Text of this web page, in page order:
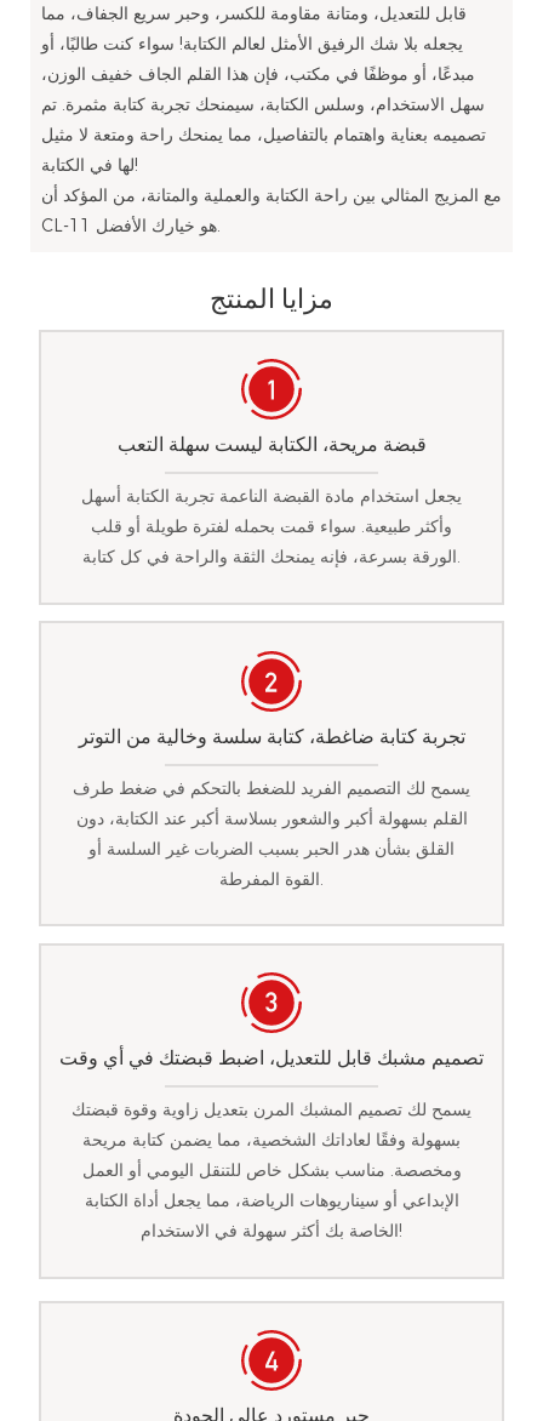
قابل للتعديل، ومتانة مقاومة للكسر، وحبر سريع الجفاف، مما
يجعله بلا شك الرفيق الأمثل لعالم الكتابة! سواء كنت طالبًا، أو
مبدعًا، أو موظفًا في مكتب، فإن هذا القلم الجاف خفيف الوزن،
سهل الاستخدام، وسلس الكتابة، سيمنحك تجربة كتابة مثمرة. تم
تصميمه بعناية واهتمام بالتفاصيل، مما يمنحك راحة ومتعة لا مثيل
لها في الكتابة!
مع المزيج المثالي بين راحة الكتابة والعملية والمتانة، من المؤكد أن
CL-11 هو خيارك الأفضل.
مزايا المنتج
قبضة مريحة، الكتابة ليست سهلة التعب
يجعل استخدام مادة القبضة الناعمة تجربة الكتابة أسهل
وأكثر طبيعية. سواء قمت بحمله لفترة طويلة أو قلب
الورقة بسرعة، فإنه يمنحك الثقة والراحة في كل كتابة.
تجربة كتابة ضاغطة، كتابة سلسة وخالية من التوتر
يسمح لك التصميم الفريد للضغط بالتحكم في ضغط طرف
القلم بسهولة أكبر والشعور بسلاسة أكبر عند الكتابة، دون
القلق بشأن هدر الحبر بسبب الضربات غير السلسة أو
القوة المفرطة.
تصميم مشبك قابل للتعديل، اضبط قبضتك في أي وقت
يسمح لك تصميم المشبك المرن بتعديل زاوية وقوة قبضتك
بسهولة وفقًا لعاداتك الشخصية، مما يضمن كتابة مريحة
ومخصصة. مناسب بشكل خاص للتنقل اليومي أو العمل
الإبداعي أو سيناريوهات الرياضة، مما يجعل أداة الكتابة
الخاصة بك أكثر سهولة في الاستخدام!